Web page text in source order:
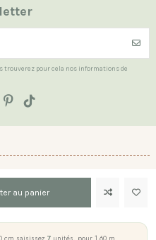
au panier
trouverez pour cela nos informations de